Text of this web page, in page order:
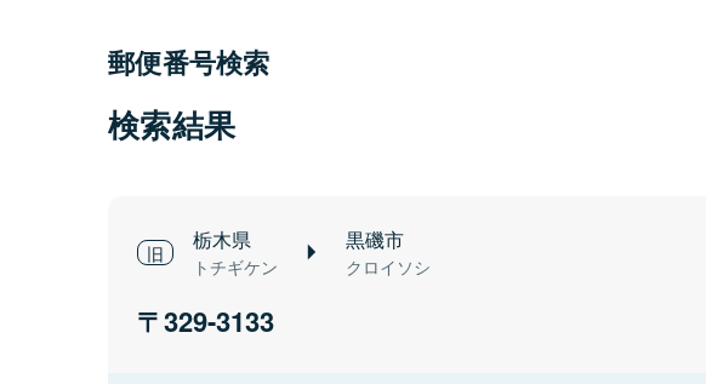
郵便番号検索
検索結果
栃木県
トチギケン
黒磯市
クロイソシ
329-3133